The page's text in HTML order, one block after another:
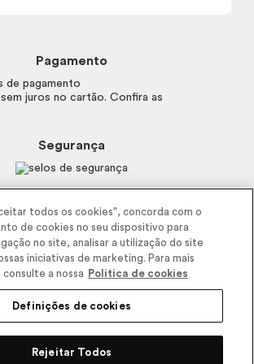
do consumidor
a gente
Covid19
Pagamento
juros no cartão. Confira as
Segurança
CNPJ/MF 11.137.051/0406-41 IE 574.066.180.111
todos os cookies", concorda com o
de cookies no seu dispositivo para
no site, analisar a utilização do site
iniciativas de marketing. Para mais
a nossa
Politica de cookies
Definições de cookies
Rejeitar Todos